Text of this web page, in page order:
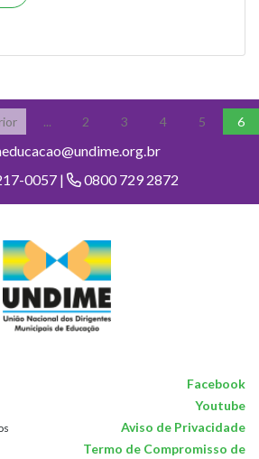
... 2 3 4 5 6
0057 |
0800 729 2872
Facebook
Youtube
Aviso de Privacidade
Termo de Compromisso de